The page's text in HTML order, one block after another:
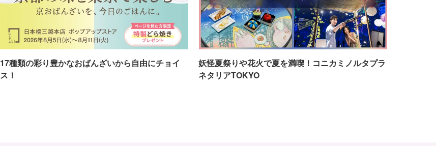
17種類の彩り豊かなおばんざいから自由にチョイ
ス！
妖怪夏祭りや花火で夏を満喫！コニカミノルタプラ
ネタリアTOKYO